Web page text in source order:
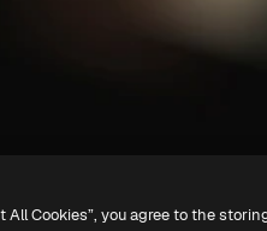
All Cookies”, you agree to the